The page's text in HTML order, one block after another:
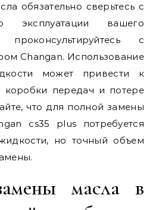
обязательно сверьтесь с
эксплуатации вашего
с
Changan. Использование
может привести к
передач и потере
что для полной замены
cs35 plus потребуется
но точный объем
масла в